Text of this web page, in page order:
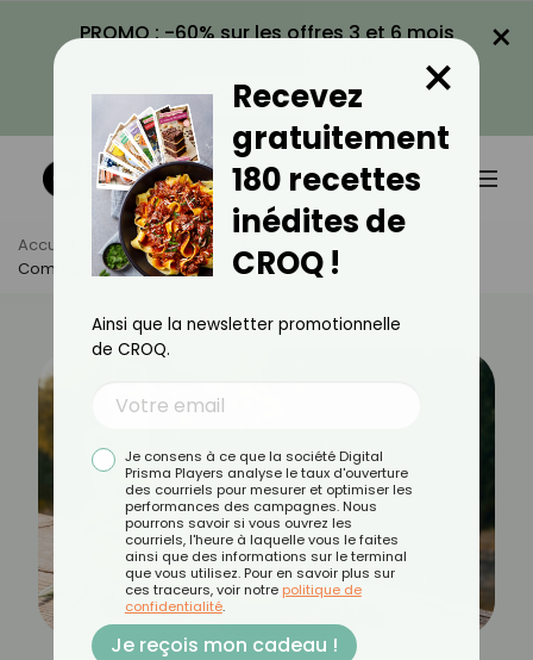
PROMO : -60% sur les offres 3 et 6 mois
VOIR LA PROMO
×
Accueil Actus
Astuces Culinaires
Comment Utiliser L’huile D’olive En Pâtisserie ?
Recevez
gratuitement
180 recettes
inédites de
CROQ !
×
Ainsi que la newsletter promotionnelle
de CROQ.
Je consens à ce que la société Digital
Prisma Players analyse le taux d'ouverture
des courriels pour mesurer et optimiser les
performances des campagnes. Nous
pourrons savoir si vous ouvrez les
courriels, l'heure à laquelle vous le faites
ainsi que des informations sur le terminal
que vous utilisez. Pour en savoir plus sur
ces traceurs, voir notre politique de
confidentialité.
Je reçois mon cadeau !